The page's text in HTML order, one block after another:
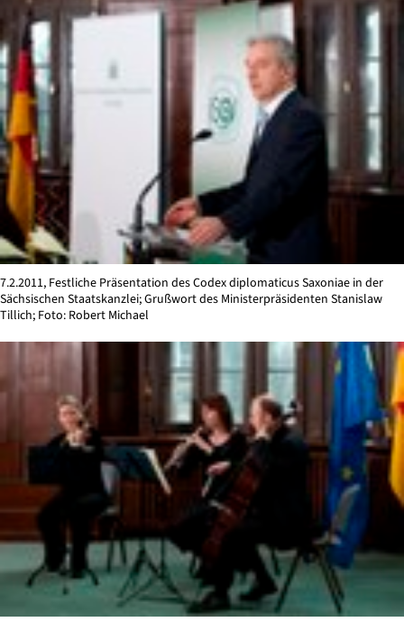
7.2.2011, Festliche Präsentation des Codex diplomaticus Saxoniae in der
Sächsischen Staatskanzlei; Grußwort des Ministerpräsidenten Stanislaw
Tillich; Foto: Robert Michael